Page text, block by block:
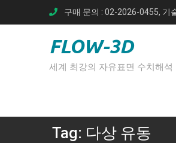
to
구매 문의 : 02-2026-0455, 기
FLOW-3D
세계 최강의 자유표면 수치해석
Tag: 다상 유동